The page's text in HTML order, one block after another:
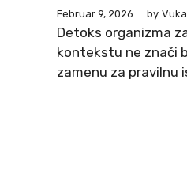
Februar 9, 2026 by
Detoks organizma
kontekstu ne znači
zamenu za pravilnu